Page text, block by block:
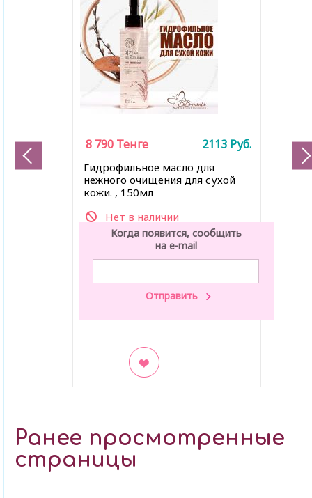
Гидрофильное масло для
нежного очищения для сухой
кожи. , 150мл
Нет в наличии
8 790 Тенге 2113 Руб.
Когда появится, сообщить
на e-mail
Ранее просмотренные
страницы